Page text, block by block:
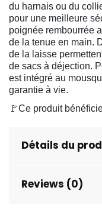
du harnais ou du
pour une meilleure
poignée rembourrée
de la tenue en main.
de la laisse
de sacs à déjection.
est intégré au
garantie à vie.
🚩Ce produit
Détails du
Reviews (0)